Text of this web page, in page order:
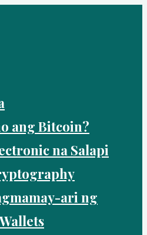
ang Bitcoin?
na Salapi
ari ng